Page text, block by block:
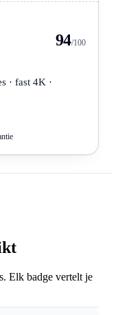
94/100
· fast 4K ·
Elk badge vertelt je